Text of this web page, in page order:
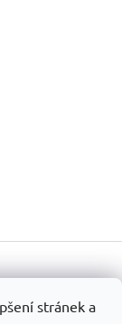
stránek a